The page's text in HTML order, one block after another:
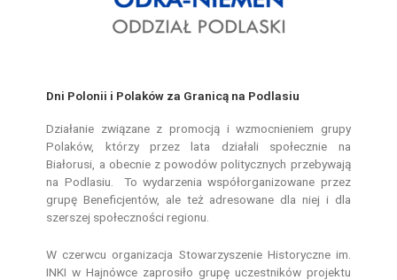
Dni Polonii i Polaków za Granicą na Podlasiu
Działanie związane z promocją i wzmocnieniem grupy
Polaków, którzy przez lata działali społecznie na
Białorusi, a obecnie z powodów politycznych przebywają
na Podlasiu. To wydarzenia współorganizowane przez
grupę Beneficjentów, ale też adresowane dla niej i dla
szerszej społeczności regionu.
W czerwcu organizacja Stowarzyszenie Historyczne im.
INKI w Hajnówce zaprosiło grupę uczestników projektu